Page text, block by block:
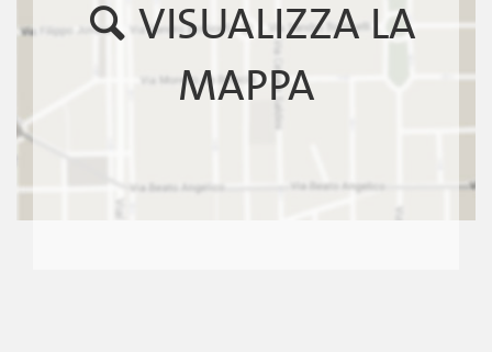
VISUALIZZA LA
MAPPA